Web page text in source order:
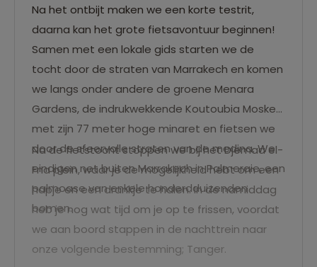
Na het ontbijt maken we een korte testrit,
daarna kan het grote fietsavontuur beginnen!
Samen met een lokale gids starten we de
tocht door de straten van Marrakech en komen
we langs onder andere de groene Menara
Gardens, de indrukwekkende Koutoubia Moskee
met zijn 77 meter hoge minaret en fietsen we
door de sfeervolle straten van de medina. We
eindigen net buiten Marrakech in Palmeraie, een
palmoase van enkele honderdduizenden
bomen.
Na de fietstocht stoppen we bij het Djemaa el-
Fna plein, waar je de mogelijkheid hebt om een
hapje en een drankje te halen. In de namiddag
heb je nog wat tijd om je op te frissen, voordat
we aan boord stappen in de nachttrein naar
onze volgende bestemming; Tanger.